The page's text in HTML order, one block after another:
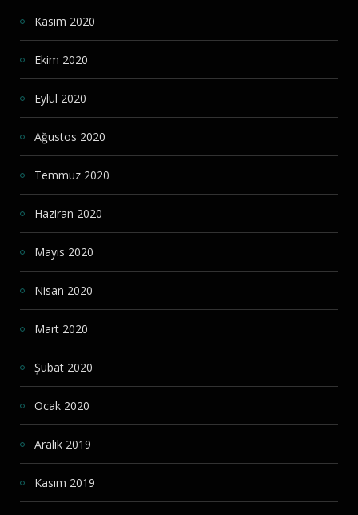
Kasım 2020
Ekim 2020
Eylül 2020
Ağustos 2020
Temmuz 2020
Haziran 2020
Mayıs 2020
Nisan 2020
Mart 2020
Şubat 2020
Ocak 2020
Aralık 2019
Kasım 2019